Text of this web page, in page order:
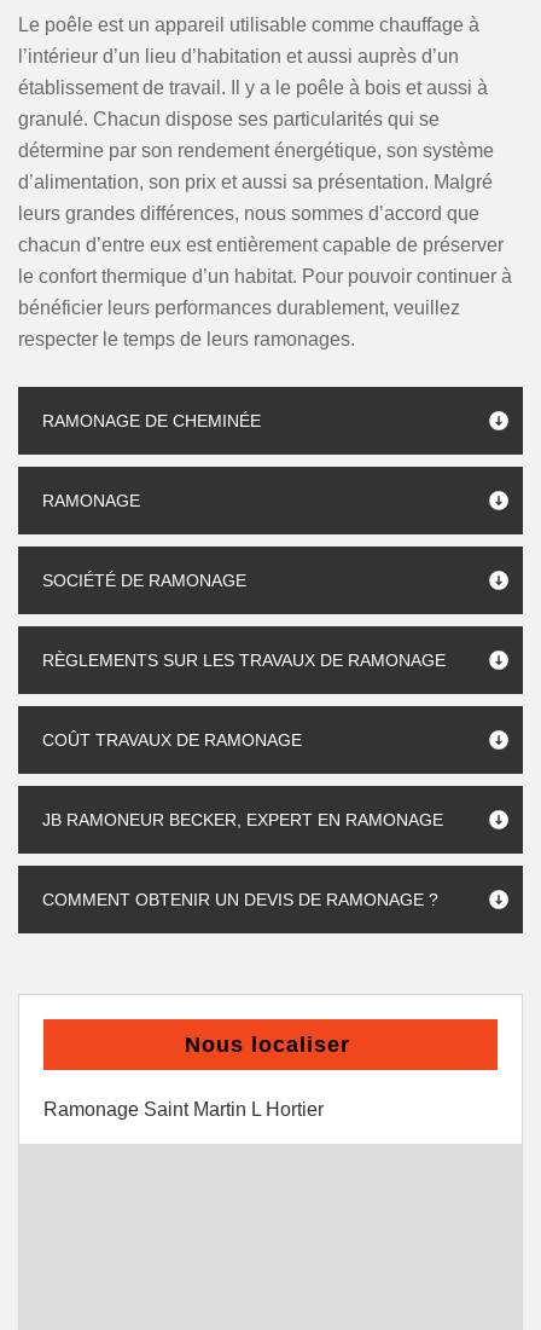
Le poêle est un appareil utilisable comme chauffage à
l’intérieur d’un lieu d’habitation et aussi auprès d’un
établissement de travail. Il y a le poêle à bois et aussi à
granulé. Chacun dispose ses particularités qui se
détermine par son rendement énergétique, son système
d’alimentation, son prix et aussi sa présentation. Malgré
leurs grandes différences, nous sommes d’accord que
chacun d’entre eux est entièrement capable de préserver
le confort thermique d’un habitat. Pour pouvoir continuer à
bénéficier leurs performances durablement, veuillez
respecter le temps de leurs ramonages.
RAMONAGE DE CHEMINÉE
RAMONAGE
SOCIÉTÉ DE RAMONAGE
RÈGLEMENTS SUR LES TRAVAUX DE RAMONAGE
COÛT TRAVAUX DE RAMONAGE
JB RAMONEUR BECKER, EXPERT EN RAMONAGE
COMMENT OBTENIR UN DEVIS DE RAMONAGE ?
Nous localiser
Ramonage Saint Martin L Hortier